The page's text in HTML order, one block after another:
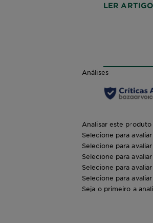
LER ARTIGO
Análises
Analisar este produto
Selecione para
Selecione para
Selecione para
Selecione para
Selecione para
Seja o primeiro a